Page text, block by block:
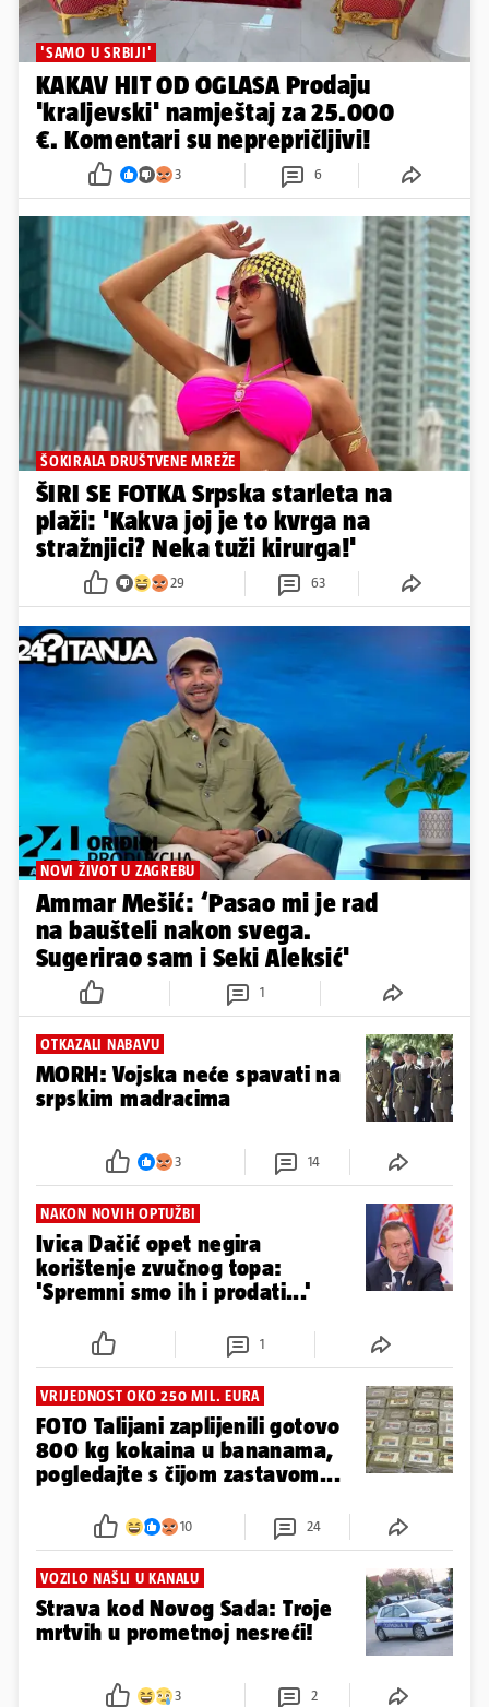
'SAMO U SRBIJI'
KAKAV HIT OD OGLASA Prodaju
'kraljevski' namještaj za 25.000
€. Komentari su neprepričljivi!
3 6
ŠOKIRALA DRUŠTVENE MREŽE
ŠIRI SE FOTKA Srpska starleta na
plaži: 'Kakva joj je to kvrga na
stražnjici? Neka tuži kirurga!'
29 63
NOVI ŽIVOT U ZAGREBU
Ammar Mešić: ‘Pasao mi je rad
na baušteli nakon svega.
Sugerirao sam i Seki Aleksić'
1
OTKAZALI NABAVU
MORH: Vojska neće spavati na
srpskim madracima
3 14
NAKON NOVIH OPTUŽBI
Ivica Dačić opet negira
korištenje zvučnog topa:
'Spremni smo ih i prodati...'
1
VRIJEDNOST OKO 250 MIL. EURA
FOTO Talijani zaplijenili gotovo
800 kg kokaina u bananama,
pogledajte s čijom zastavom...
10 24
VOZILO NAŠLI U KANALU
Strava kod Novog Sada: Troje
mrtvih u prometnoj nesreći!
3 2